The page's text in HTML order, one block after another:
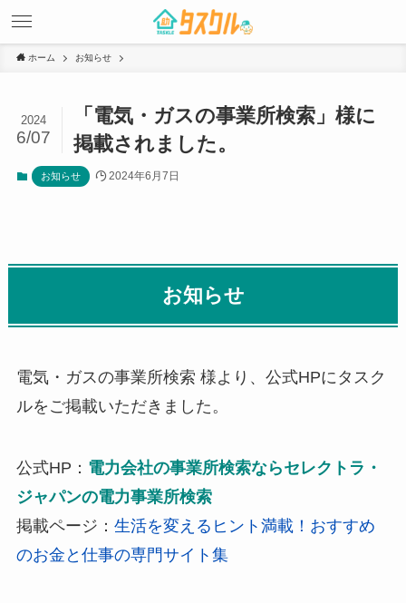
ホーム お知らせ
「電気・ガスの事業所検索」様に
掲載されました。
2024
6/07
お知らせ 2024年6月7日
お知らせ
電気・ガスの事業所検索 様より、公式HPにタスク
ルをご掲載いただきました。
公式HP： 電力会社の事業所検索ならセレクトラ・
ジャパンの電力事業所検索
掲載ページ： 生活を変えるヒント満載！おすすめ
のお金と仕事の専門サイト集